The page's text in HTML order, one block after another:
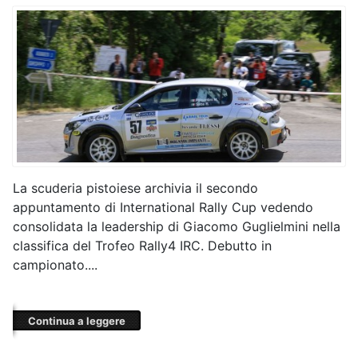
La scuderia pistoiese archivia il secondo
appuntamento di International Rally Cup vedendo
consolidata la leadership di Giacomo Guglielmini nella
classifica del Trofeo Rally4 IRC. Debutto in
campionato....
Continua a leggere